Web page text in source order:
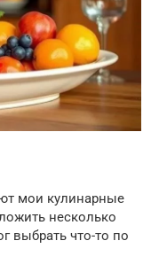
мои кулинарные
несколько
выбрать что-то по